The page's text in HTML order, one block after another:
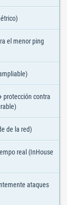
el menor ping
protección contra
de la red)
real (InHouse
ataques